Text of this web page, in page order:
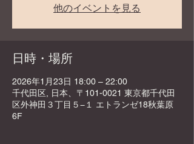
他のイベントを見る
日時・場所
2026年1月23日 18:00 – 22:00
千代田区, 日本、〒101-0021 東京都千代田
区外神田３丁目５−１ エトランゼ18秋葉原
6F